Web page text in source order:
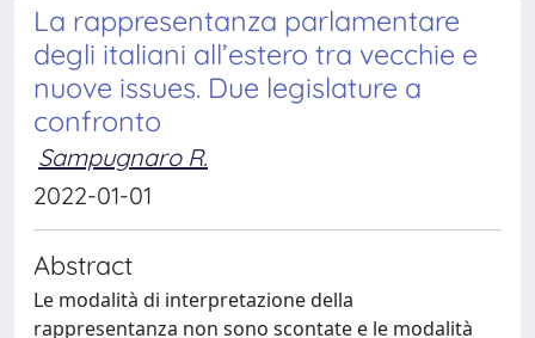
La rappresentanza parlamentare
degli italiani all’estero tra vecchie e
nuove issues. Due legislature a
confronto
Sampugnaro R.
2022-01-01
Abstract
Le modalità di interpretazione della
rappresentanza non sono scontate e le modalità